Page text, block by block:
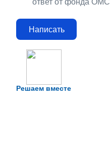
Решаем вместе
ответ от фонда ОМС
Написать